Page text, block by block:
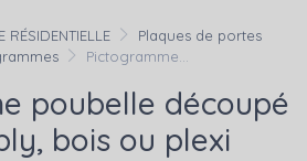
RÉSIDENTIELLE
Plaques de portes
Pictogramme...
poubelle découpé
bois ou plexi